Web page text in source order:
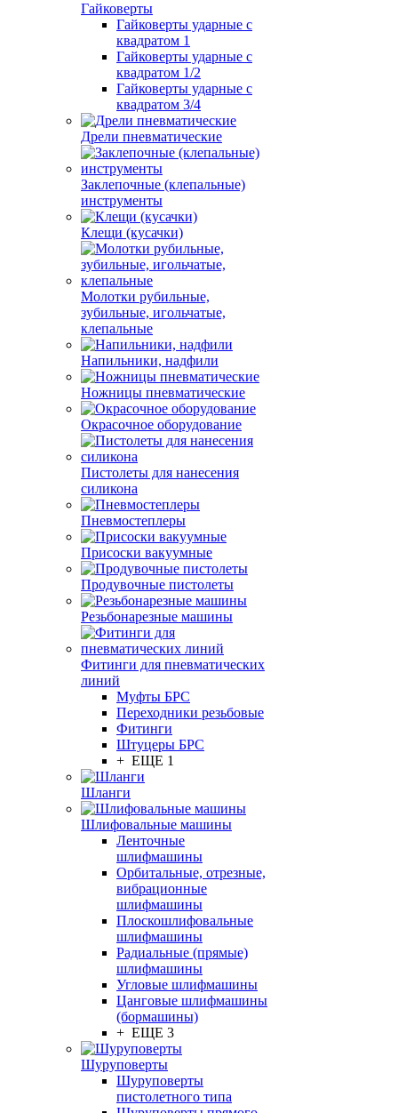
Гайковерты
Гайковерты ударные с
квадратом 1
Гайковерты ударные с
квадратом 1/2
Гайковерты ударные с
квадратом 3/4
Дрели пневматические
Заклепочные (клепальные)
инструменты
Клещи (кусачки)
Молотки рубильные,
зубильные, игольчатые,
клепальные
Напильники, надфили
Ножницы пневматические
Окрасочное оборудование
Пистолеты для нанесения
силикона
Пневмостеплеры
Присоски вакуумные
Продувочные пистолеты
Резьбонарезные машины
Фитинги для пневматических
линий
Муфты БРС
Переходники резьбовые
Фитинги
Штуцеры БРС
+ ЕЩЕ 1
Шланги
Шлифовальные машины
Ленточные
шлифмашины
Орбитальные, отрезные,
вибрационные
шлифмашины
Плоскошлифовальные
шлифмашины
Радиальные (прямые)
шлифмашины
Угловые шлифмашины
Цанговые шлифмашины
(бормашины)
+ ЕЩЕ 3
Шуруповерты
Шуруповерты
пистолетного типа